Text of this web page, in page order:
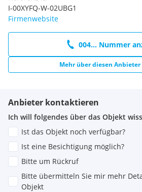
I-00XYFQ-W-02UBG1
Firmenwebsite
004... Nummer
Mehr über diesen
Anbieter kontaktieren
Ich will folgendes über das Objekt
Ist das Objekt noch verfügbar?
Ist eine Besichtigung möglich?
Bitte um Rückruf
Bitte übermitteln Sie mir mehr
Objekt